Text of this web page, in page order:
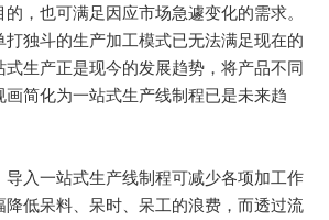
，也可满足因应市场急遽变化的需求。
独斗的生产加工模式已无法满足现在的
生产正是现今的发展趋势，将产品不同
简化为一站式生产线制程已是未来趋
入一站式生产线制程可减少各项加工作
降低呆料、呆时、呆工的浪费，而透过流